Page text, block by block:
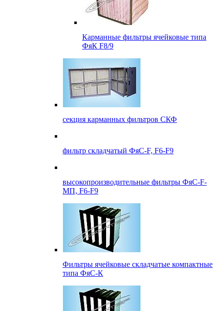
Карманные фильтры ячейковые типа
ФяК F8/9
секция карманных фильтров СКФ
фильтр складчатый ФяС-F, F6-F9
высокопроизводительные фильтры ФяС-F-
МП, F6-F9
Фильтры ячейковые складчатые компактные
типа ФяС-К